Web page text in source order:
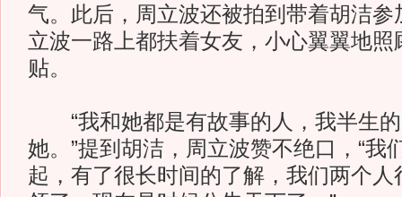
气。此后，周立波还被拍到带着胡洁参
立波一路上都扶着女友，小心翼翼地照
贴。
“我和她都是有故事的人，我半生的
她。”提到胡洁，周立波赞不绝口，“我
起，有了很长时间的了解，我们两个人